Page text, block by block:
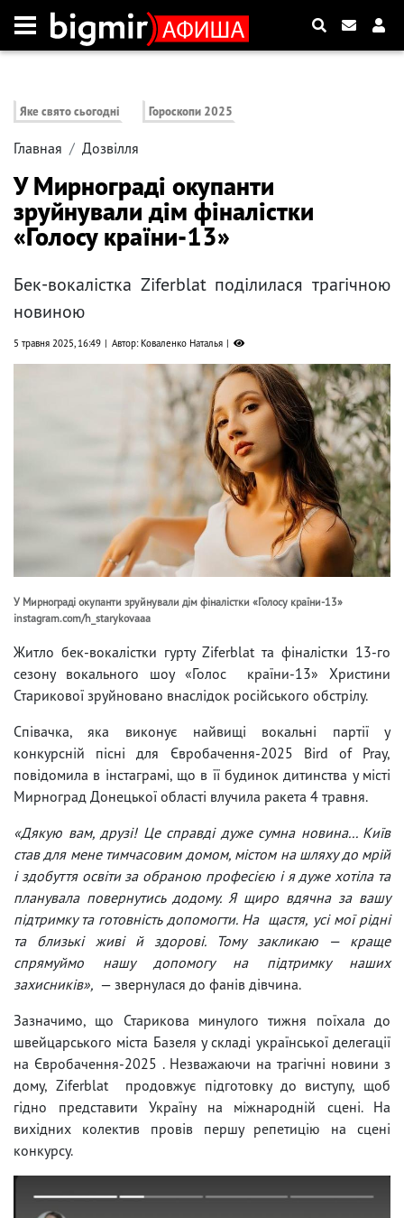
Яке свято сьогодні Гороскопи 2025
Главная Дозвілля
У Мирнограді окупанти
зруйнували дім фіналістки
«Голосу країни-13»
Бек-вокалістка Ziferblat поділилася трагічною
новиною
5 травня 2025, 16:49 Автор: Коваленко Наталья
У Мирнограді окупанти зруйнували дім фіналістки «Голосу країни-13»
instagram.com/h_starykovaaa
Житло бек-вокалістки гурту Ziferblat та фіналістки 13-го
сезону вокального шоу «Голос країни-13» Христини
Старикової зруйновано внаслідок російського обстрілу.
Співачка, яка виконує найвищі вокальні партії у
конкурсній пісні для Євробачення-2025 Bird of Pray,
повідомила в інстаграмі, що в її будинок дитинства у місті
Мирноград Донецької області влучила ракета 4 травня.
«Дякую вам, друзі! Це справді дуже сумна новина... Київ
став для мене тимчасовим домом, містом на шляху до мрій
і здобуття освіти за обраною професією і я дуже хотіла та
планувала повернутись додому. Я щиро вдячна за вашу
підтримку та готовність допомогти. На щастя, усі мої рідні
та близькі живі й здорові. Тому закликаю — краще
спрямуймо нашу допомогу на підтримку наших
захисників», — звернулася до фанів дівчина.
Зазначимо, що Старикова минулого тижня поїхала до
швейцарського міста Базеля у складі української делегації
на Євробачення-2025 . Незважаючи на трагічні новини з
дому, Ziferblat продовжує підготовку до виступу, щоб
гідно представити Україну на міжнародній сцені. На
вихідних колектив провів першу репетицію на сцені
конкурсу.